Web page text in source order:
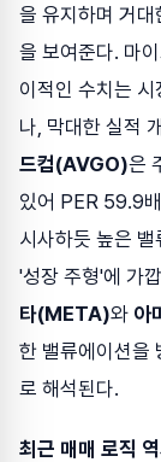
을 유지하며 거
을 보여준다. 마
이적인 수치는
나, 막대한 실적
드컴(AVGO)은
있어 PER 59.9
시사하듯 높은
'성장 주형'에 가
타(META)와 아
한 밸류에이션을
로 해석된다.
최근 매매 로직